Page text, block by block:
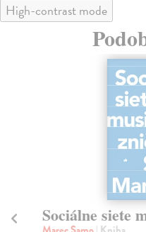
High-contrast mode
Sociálne siete